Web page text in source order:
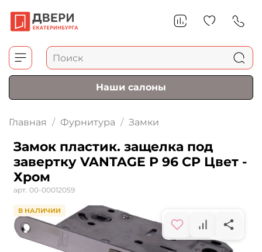
Наши салоны
Главная Фурнитура Замки
Замок пластик. защелка под
завертку VANTAGE P 96 CP Цвет -
Хром
арт. 00-00012059
В НАЛИЧИИ